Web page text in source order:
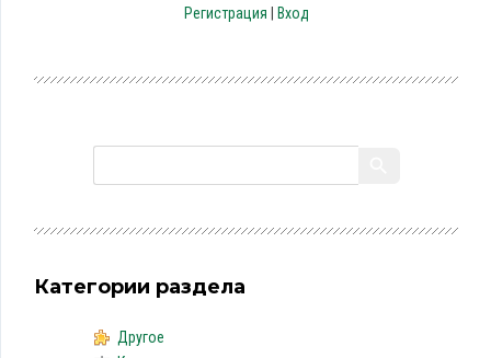
Регистрация
Вход
Категории раздела
Другое